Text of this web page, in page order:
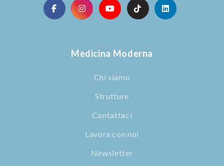
Medicina Moderna
Chi siamo
Strutture
Contattaci
Lavora con noi
Newsletter